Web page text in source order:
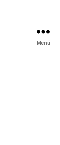
Menú